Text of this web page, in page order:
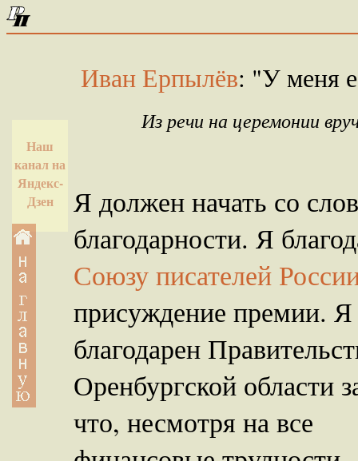
Иван Ерпылёв: "У меня
Из речи на церемонии
Я должен начать со слов
благодарности. Я
Союзу писателей
присуждение премии. Я
благодарен
Оренбургской области
что, несмотря на все
Наш
канал на
Яндекс-
Дзен